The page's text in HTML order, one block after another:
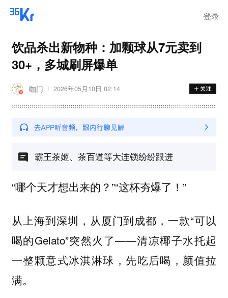
登录
饮品杀出新物种：加颗球从7元卖到
30+，多城刷屏爆单
咖门 2026年05月10日 02:14
霸王茶姬、茶百道等大连锁纷纷跟进
“哪个天才想出来的？”“这杯夯爆了！”
从上海到深圳，从厦门到成都，一款“可以
喝的Gelato”突然火了——清凉椰子水托起
一整颗意式冰淇淋球，先吃后喝，颜值拉
满。